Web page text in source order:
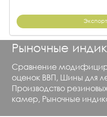
Рыночные
Сравнение
оценок ВВП, Шины для
Производство
камер, Рыночные